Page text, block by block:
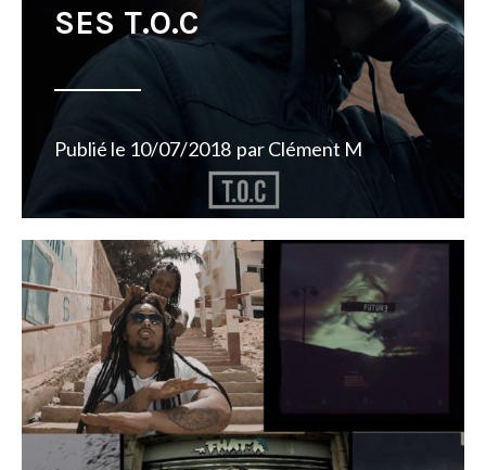
SES T.O.C
Publié le 10/07/2018 parClément M